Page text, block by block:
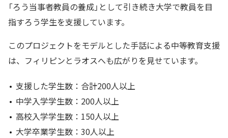
「ろう当事者教員の養成」として引き続き大学で教員を目
指すろう学生を支援しています。
このプロジェクトをモデルとした手話による中等教育支援
は、フィリピンとラオスへも広がりを見せています。
支援した学生数：合計200人以上
中学入学学生数：200人以上
高校入学学生数：150人以上
大学卒業学生数：30人以上